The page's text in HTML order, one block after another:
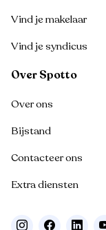
Vind je makelaar
Vind je syndicus
Over Spotto
Over ons
Bijstand
Contacteer ons
Extra diensten